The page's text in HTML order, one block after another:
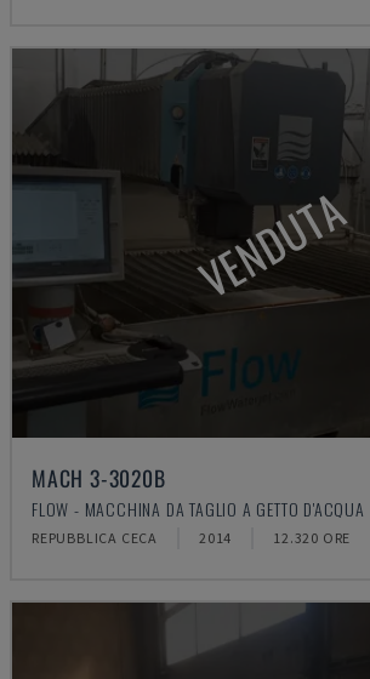
VENDUTA
MACH 3-3020B
FLOW - MACCHINA DA TAGLIO A GETTO D'ACQUA
REPUBBLICA CECA 2014 12.320 ORE